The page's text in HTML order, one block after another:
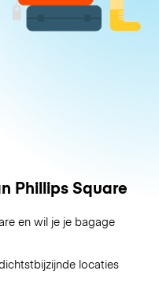
Phillips Square
en wil je je bagage
locaties